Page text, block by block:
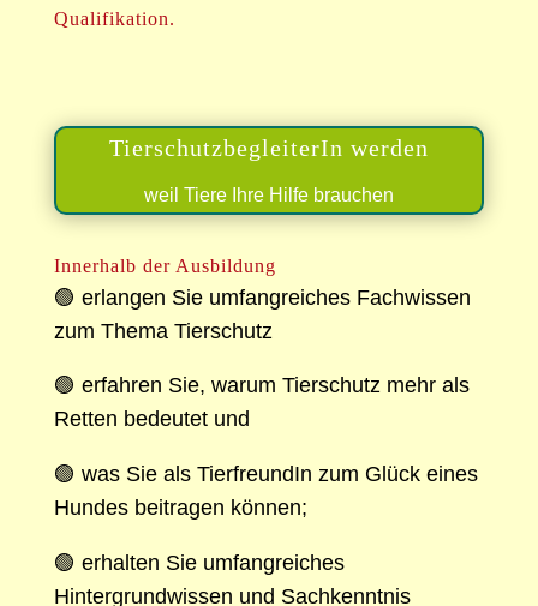
Qualifikation.
TierschutzbegleiterIn werden
weil Tiere Ihre Hilfe brauchen
Innerhalb der Ausbildung
🟢 erlangen Sie umfangreiches Fachwissen
zum Thema Tierschutz
🟢 erfahren Sie, warum Tierschutz mehr als
Retten bedeutet und
🟢 was Sie als TierfreundIn zum Glück eines
Hundes beitragen können;
🟢 erhalten Sie umfangreiches
Hintergrundwissen und Sachkenntnis